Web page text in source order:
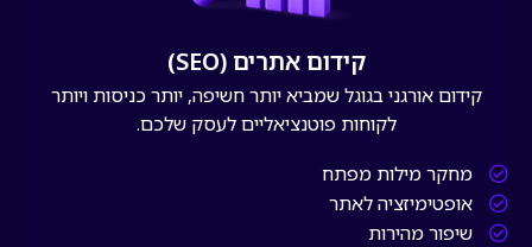
קידום אתרים (SEO)
קידום אורגני בגוגל שמביא יותר חשיפה, יותר כניסות ויותר
לקוחות פוטנציאליים לעסק שלכם.
מחקר מילות מפתח
אופטימיזציה לאתר
שיפור מהירות